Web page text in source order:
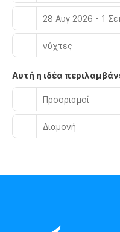
28 Αυγ 2026 - 1
νύχτες
Αυτή η ιδέα
Προορισμοί
Διαμονή